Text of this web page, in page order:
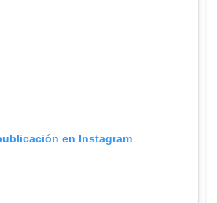
en Instagram